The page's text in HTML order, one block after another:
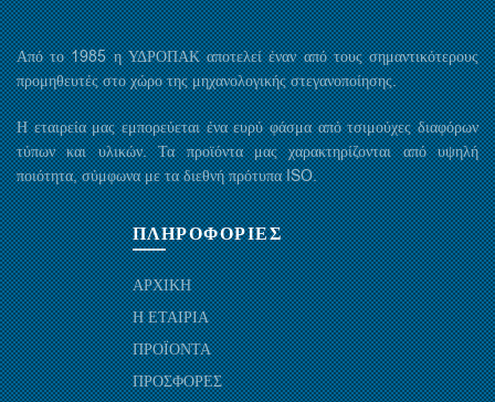
Από το 1985 η ΥΔΡΟΠΑΚ αποτελεί έναν από τους σημαντικότερους
προμηθευτές στο χώρο της μηχανολογικής στεγανοποίησης.
Η εταιρεία μας εμπορεύεται ένα ευρύ φάσμα από τσιμούχες διαφόρων
τύπων και υλικών. Τα προϊόντα μας χαρακτηρίζονται από υψηλή
ποιότητα, σύμφωνα με τα διεθνή πρότυπα ISO.
ΠΛΗΡΟΦΟΡΙΕΣ
ΑΡΧΙΚΗ
Η ΕΤΑΙΡΙΑ
ΠΡΟΪΟΝΤΑ
ΠΡΟΣΦΟΡΕΣ